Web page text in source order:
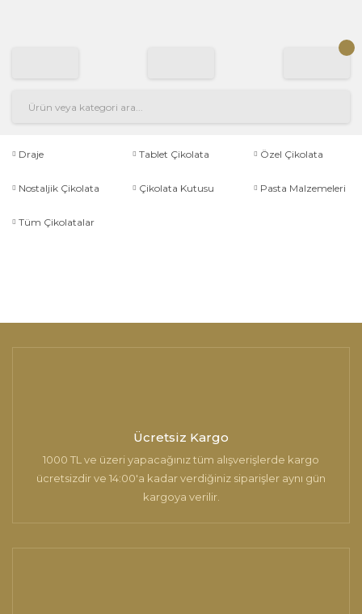
Draje Tablet Çikolata Özel Çikolata
Nostaljik Çikolata Çikolata Kutusu Pasta Malzemeleri
Tüm Çikolatalar
Ücretsiz Kargo
1000 TL ve üzeri yapacağınız tüm alışverişlerde kargo
ücretsizdir ve 14:00'a kadar verdiğiniz siparişler aynı gün
kargoya verilir.